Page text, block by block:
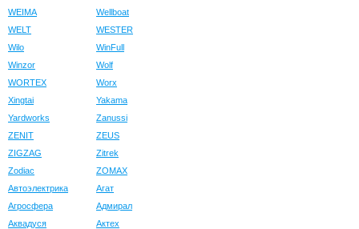
WEIMA
Wellboat
WELT
WESTER
Wilo
WinFull
Winzor
Wolf
WORTEX
Worx
Xingtai
Yakama
Yardworks
Zanussi
ZENIT
ZEUS
ZIGZAG
Zitrek
Zodiac
ZOMAX
Автоэлектрика
Агат
Агросфера
Адмирал
Аквадуся
Актех